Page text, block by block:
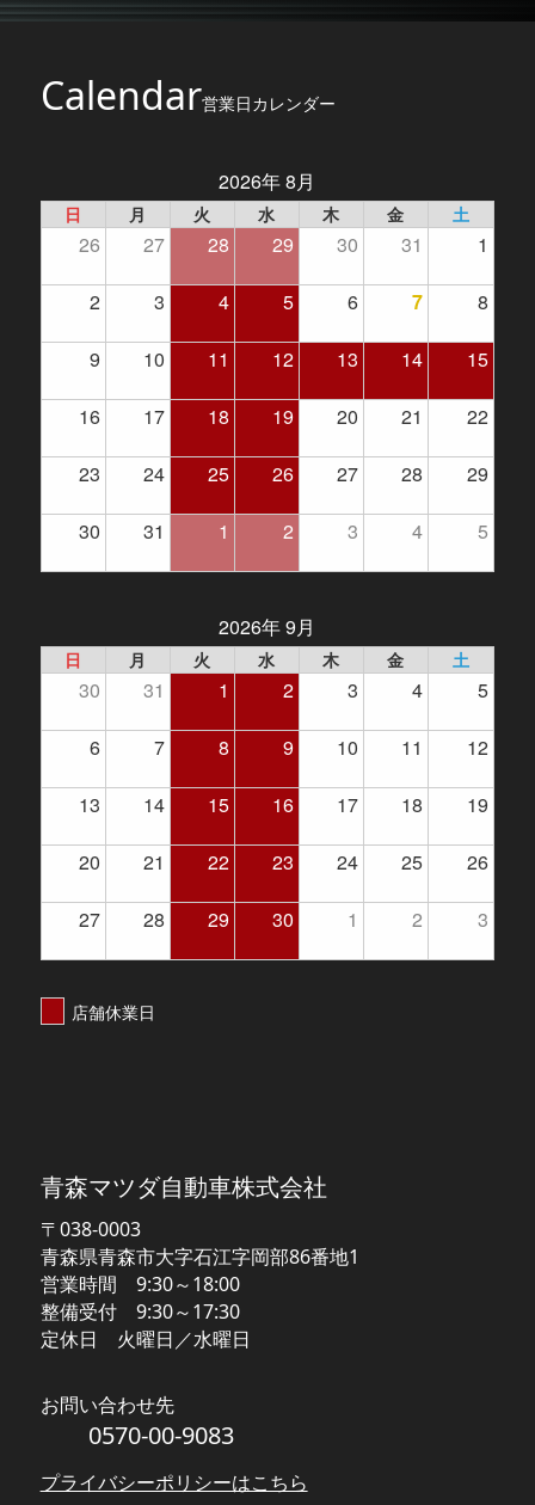
青森マツダ自動車株式会社
〒038-0003
青森県青森市大字石江字岡部86番地1
営業時間 9:30～18:00
整備受付 9:30～17:30
定休日 火曜日／水曜日
お問い合わせ先
0570-00-9083
プライバシーポリシーはこちら
Calendar営業日カレンダー
2026年 8月
日 月 火 水 木 金 土
26 27 28 29 30 31 1
2 3 4 5 6 7 8
9 10 11 12 13 14 15
16 17 18 19 20 21 22
23 24 25 26 27 28 29
30 31 1 2 3 4 5
2026年 9月
日 月 火 水 木 金 土
30 31 1 2 3 4 5
6 7 8 9 10 11 12
13 14 15 16 17 18 19
20 21 22 23 24 25 26
27 28 29 30 1 2 3
店舗休業日